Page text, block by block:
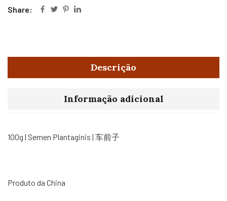
Share:
Descrição
Informação adicional
100g | Semen Plantaginis | 车前子
Produto da China